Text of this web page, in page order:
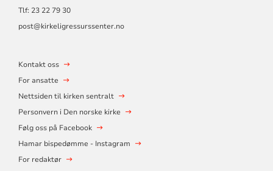
Tlf: 23 22 79 30
post@kirkeligressurssenter.no
Kontakt oss
For ansatte
Nettsiden til kirken sentralt
Personvern i Den norske kirke
Følg oss på Facebook
Hamar bispedømme - Instagram
For redaktør